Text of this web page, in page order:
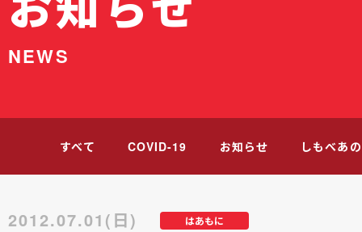
NEWS
すべて COVID-19 お知らせ しもべあ
はあもに
2012.07.01(日)